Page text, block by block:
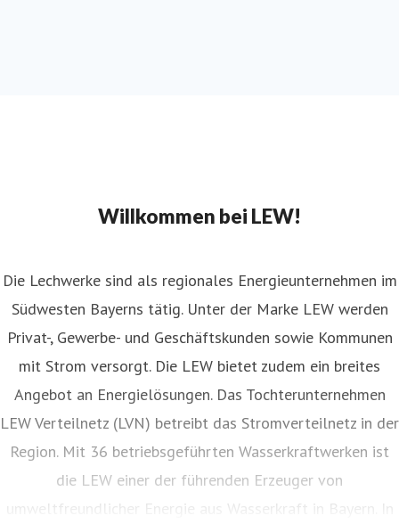
Willkommen bei LEW!
Die Lechwerke sind als regionales Energieunternehmen im
Südwesten Bayerns tätig. Unter der Marke LEW werden
Privat-, Gewerbe- und Geschäftskunden sowie Kommunen
mit Strom versorgt. Die LEW bietet zudem ein breites
Angebot an Energielösungen. Das Tochterunternehmen
LEW Verteilnetz (LVN) betreibt das Stromverteilnetz in der
Region. Mit 36 betriebsgeführten Wasserkraftwerken ist
die LEW einer der führenden Erzeuger von